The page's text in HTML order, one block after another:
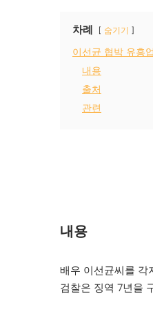
차례 숨기기
이선균 협박 유흥
내용
출처
관련
내용
배우 이선균씨를 각
검찰은 징역 7년을